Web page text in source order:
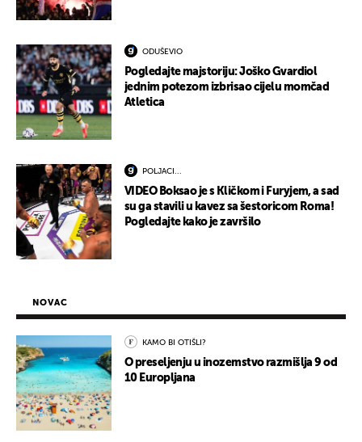
ODUŠEVIO
Pogledajte majstoriju: Joško Gvardiol
jednim potezom izbrisao cijelu momčad
Atletica
POLJACI...
VIDEO Boksao je s Kličkom i Furyjem, a sad
su ga stavili u kavez sa šestoricom Roma!
Pogledajte kako je završilo
NOVAC
KAMO BI OTIŠLI?
O preseljenju u inozemstvo razmišlja 9 od
10 Europljana